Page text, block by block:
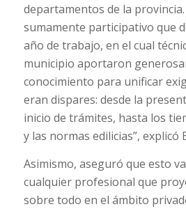
departamentos de la
sumamente participativo que
año de trabajo, en el cual
municipio aportaron
conocimiento para unificar
eran dispares: desde la
inicio de trámites, hasta los
y las normas edilicias”, explicó
Asimismo, aseguró que esto
cualquier profesional que
sobre todo en el ámbito